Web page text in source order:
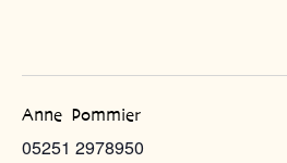
Anne Pommier
05251 2978950